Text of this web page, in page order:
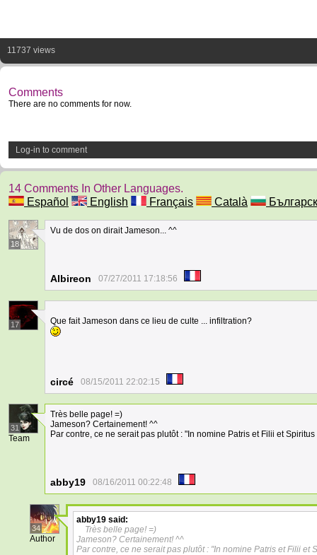
11737 views
Comments
There are no comments for now.
Log-in to comment
14 Comments In Other Languages.
Español
English Français Català
18
Vu de dos on dirait Jameson... ^^
Albireon 07/27/2011 17:18:56
17 Que fait Jameson dans ce lieu de culte ... infiltration?
circé 08/15/2011 22:02:15
31
Team
Très belle page! =)
Jameson? Certainement! ^^
Par contre, ce ne serait pas plutôt : "In nomine Patris et Filii et Spiritus
abby19 08/16/2011 00:22:48
34
Author
abby19 said:
Très belle page! =)
Jameson? Certainement! ^^
Par contre, ce ne serait pas plutôt : "In nomine Patris et Filii et